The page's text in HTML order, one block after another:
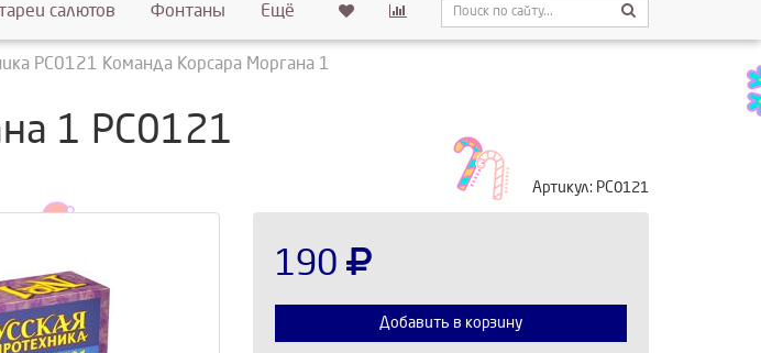
салютов Фонтаны Ещё
РС0121 Команда Корсара Моргана 1
1 РС0121
Артикул: РС0121
190
Добавить в корзину